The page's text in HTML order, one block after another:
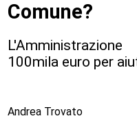
Comune?
100mila euro per
Andrea Trovato